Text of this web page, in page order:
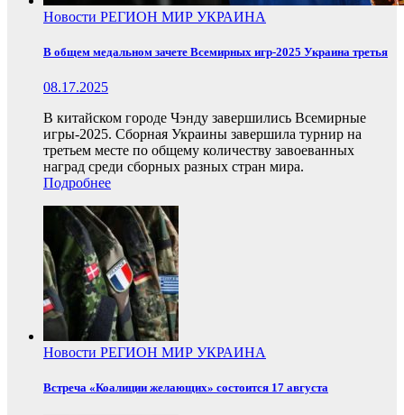
Новости РЕГИОН МИР УКРАИНА
В общем медальном зачете Всемирных игр-2025 Украина третья
08.17.2025
В китайском городе Чэнду завершились Всемирные
игры-2025. Сборная Украины завершила турнир на
третьем месте по общему количеству завоеванных
наград среди сборных разных стран мира.
Подробнее
Новости РЕГИОН МИР УКРАИНА
Встреча «Коалиции желающих» состоится 17 августа